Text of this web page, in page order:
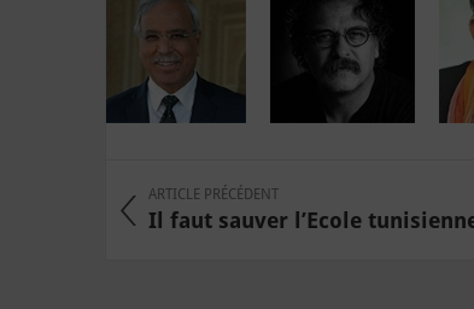
ARTICLE PRÉCÉDENT
Il faut sauver l’Ecole